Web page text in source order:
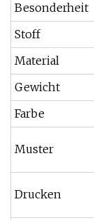
Besonderheit
Stoff
Material
Gewicht
Farbe
Muster
Drucken